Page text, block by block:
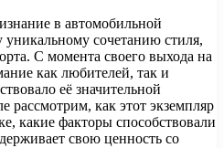
в автомобильной
уникальному сочетанию стиля,
С момента своего выхода на
как любителей, так и
её значительной
рассмотрим, как этот экземпляр
какие факторы способствовали
свою ценность со